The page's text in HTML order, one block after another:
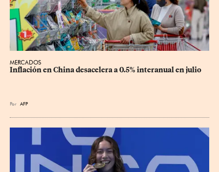
MERCADOS
Inflación en China desacelera a 0.5% interanual en julio
Por AFP